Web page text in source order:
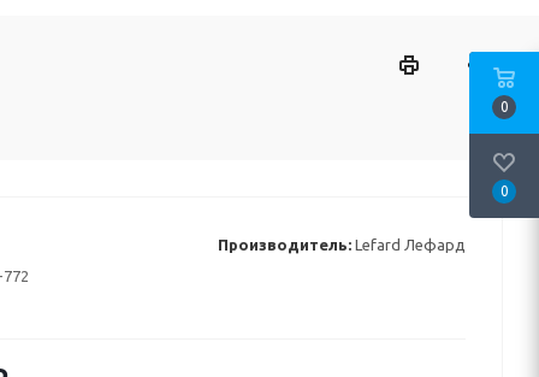
Производитель: Lefard Лефард
772
0
0